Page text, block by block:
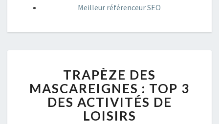
Meilleur référenceur SEO
DES
MASCAREIGNES
:
TOP
3
TRAPÈZE DES
MASCAREIGNES : TOP 3
DES ACTIVITÉS DE
LOISIRS